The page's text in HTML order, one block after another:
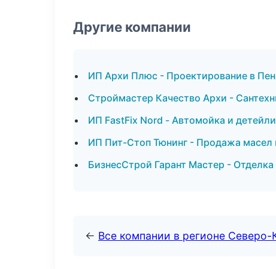
Другие компании
ИП Архи Плюс - Проектирование в
Строймастер Качество Архи -
ИП FastFix Nord - Автомойка и
ИП Пит-Стоп Тюнинг - Продажа масел
БизнесСтрой Гарант Мастер -
← Все компании в регионе